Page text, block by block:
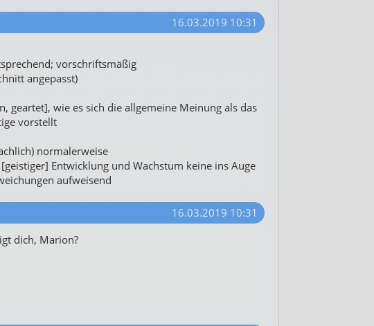
16.03.2019 10:31
vorschriftsmäßig
angepasst)
geartet], wie es sich die allgemeine Meinung als das
vorstellt
normalerweise
Entwicklung und Wachstum keine ins Auge
aufweisend
16.03.2019 10:31
dich, Marion?